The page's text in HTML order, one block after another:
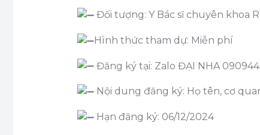
Đối tượng: Y Bác sĩ chuyên khoa
Hình thức tham dự: Miễn phí
Đăng ký tại: Zalo ĐẠI NHA
Nội dung đăng ký: Họ tên, cơ
Hạn đăng ký: 06/12/2024